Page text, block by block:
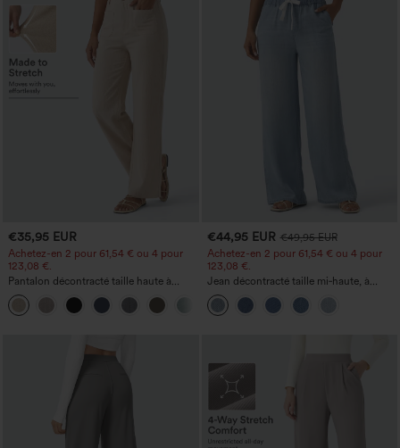
€35,95 EUR
Achetez-en 2 pour 61,54 € ou 4 pour
123,08 €.
Pantalon décontracté taille haute à
jambe droite, effet lin, avec poches
+5
€44,95 EUR €49,95 EUR
Achetez-en 2 pour 61,54 € ou 4 pour
123,08 €.
Jean décontracté taille mi‑haute, à
cordon de serrage, avec poches